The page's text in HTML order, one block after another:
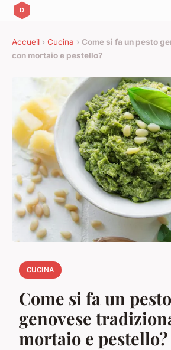
Accueil › Cucina › Come si fa un pesto
con mortaio e pestello?
CUCINA
Come si fa un pesto
genovese
mortaio e pestello?